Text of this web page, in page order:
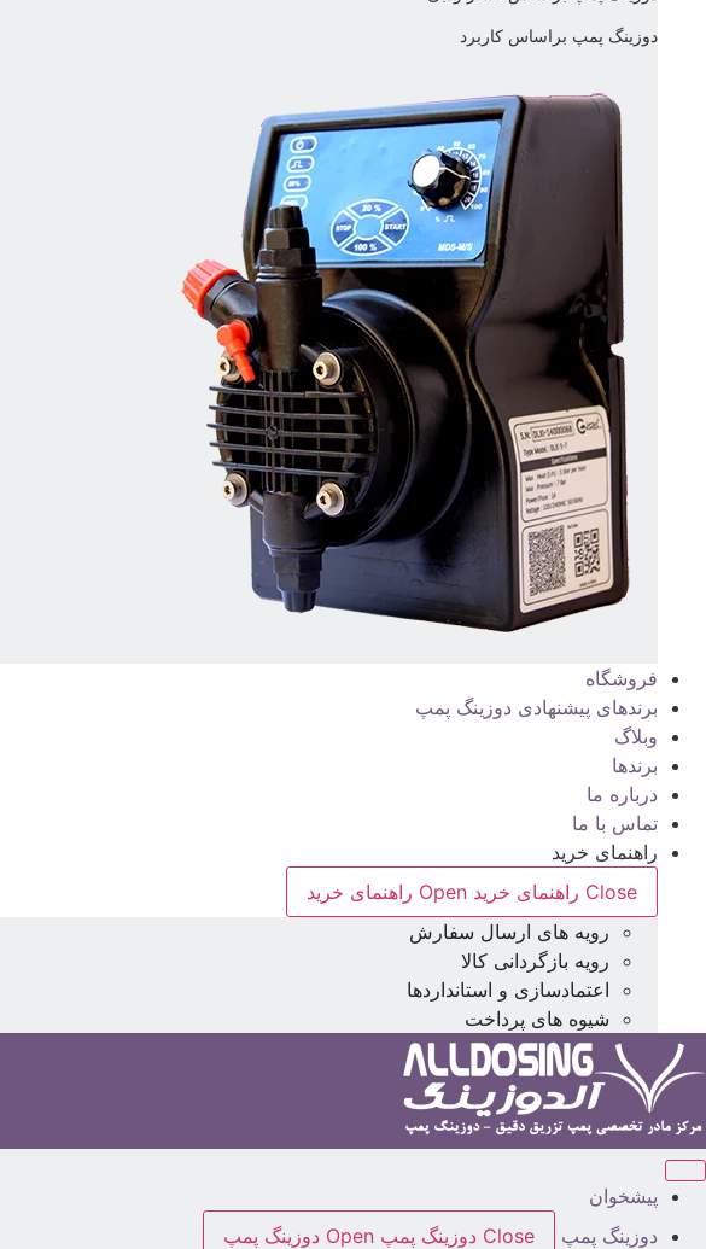
دوزینگ پمپ براساس کاربرد
فروشگاه
برندهای پیشنهادی دوزینگ پمپ
وبلاگ
برندها
درباره ما
تماس با ما
راهنمای خرید
Close راهنمای خرید
Open راهنمای خرید
رویه های ارسال سفارش
رویه بازگردانی کالا
اعتمادسازی و استانداردها
شیوه های پرداخت
پیشخوان
دوزینگ پمپ
Close دوزینگ پمپ Open دوزینگ پمپ